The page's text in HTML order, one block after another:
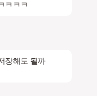
ㅋㅋㅋ
장해도 될까